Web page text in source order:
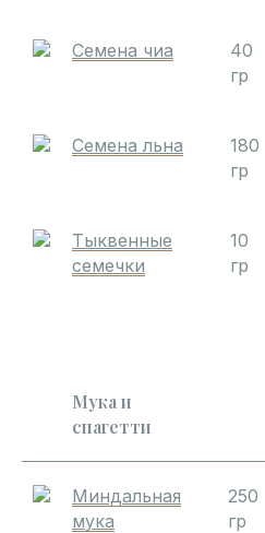
Семена чиа
40
гр
Семена льна
180
гр
Тыквенные
семечки
10
гр
Мука и
спагетти
Миндальная
мука
250
гр